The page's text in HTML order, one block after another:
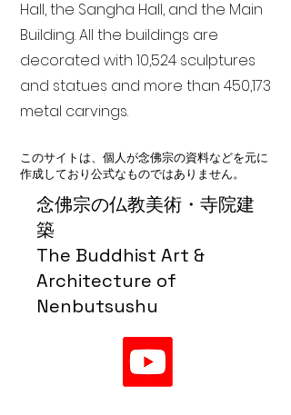
念佛宗の仏教美術・寺院建
築
The Buddhist Art &
Architecture of
Nenbutsushu
Hall, the Sangha Hall, and the Main
Building. All the buildings are
decorated with 10,524 sculptures
and statues and more than 450,173
metal carvings.
このサイトは、個人が念佛宗の資料などを元に
作成しており公式なものではありません。